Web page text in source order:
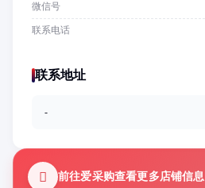
微信号
联系电话
联系地址
-
前往爱采购查看更多店铺信息